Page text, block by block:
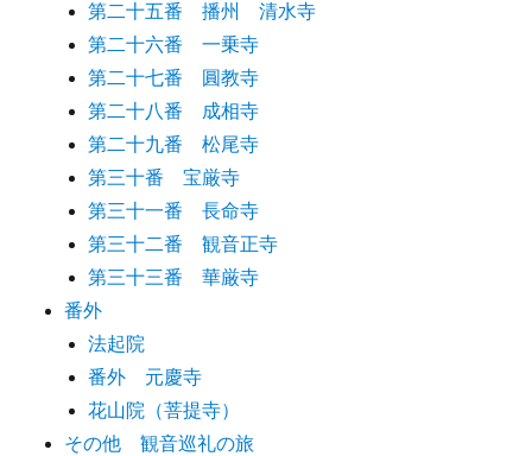
第二十五番 播州 清水寺
第二十六番 一乗寺
第二十七番 圓教寺
第二十八番 成相寺
第二十九番 松尾寺
第三十番 宝厳寺
第三十一番 長命寺
第三十二番 観音正寺
第三十三番 華厳寺
番外
法起院
番外 元慶寺
花山院（菩提寺）
その他 観音巡礼の旅